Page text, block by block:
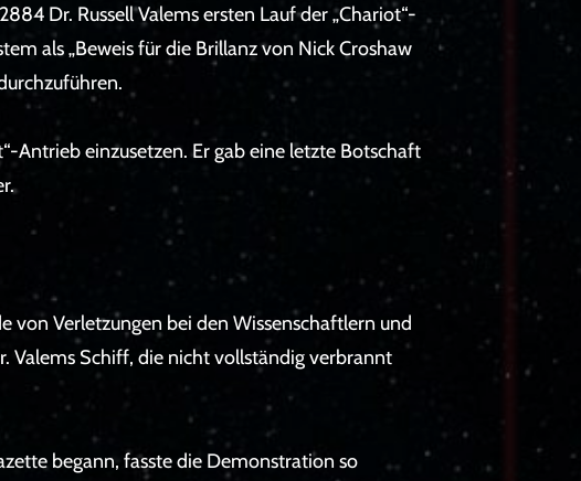
Dr. Russell Valems ersten Lauf der „Chariot“-
als „Beweis für die Brillanz von Nick Croshaw
Antrieb einzusetzen. Er gab eine letzte Botschaft
von Verletzungen bei den Wissenschaftlern und
Valems Schiff, die nicht vollständig verbrannt
begann, fasste die Demonstration so